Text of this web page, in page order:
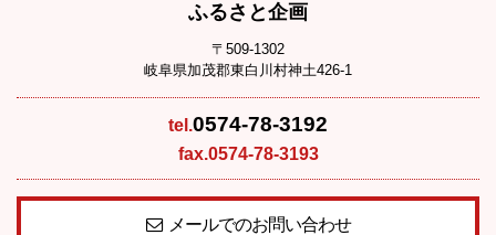
ふるさと企画
〒509-1302
岐阜県加茂郡東白川村神土426-1
tel.0574-78-3192
fax.0574-78-3193
メールでのお問い合わせ